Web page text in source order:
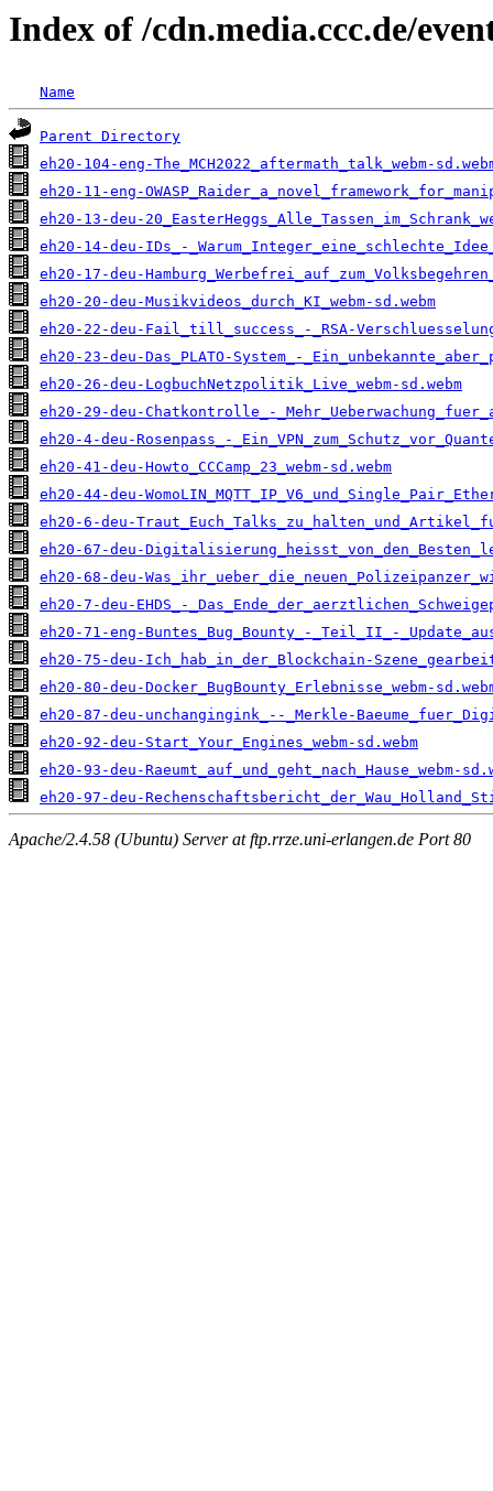
Index of /cdn.media.ccc.de/
Name
Parent Directory
eh20-104-eng-The_MCH2022_aftermath_talk_webm-
eh20-11-eng-
eh20-13-deu-
eh20-14-deu-IDs_-
eh20-17-deu-
eh20-20-deu-Musikvideos_durch_KI_webm-sd.webm
eh20-22-deu-Fail_till_success_-_RSA-
eh20-23-deu-Das_PLATO-System_-
eh20-26-deu-LogbuchNetzpolitik_Live_webm-sd.webm
eh20-29-deu-Chatkontrolle_-
eh20-4-deu-Rosenpass_-
eh20-41-deu-Howto_CCCamp_23_webm-sd.webm
eh20-44-deu-
eh20-6-deu-
eh20-67-deu-
eh20-68-deu-
eh20-7-deu-EHDS_-
eh20-71-eng-Buntes_Bug_Bounty_-_Teil_II_-
eh20-75-deu-Ich_hab_in_der_Blockchain-
eh20-80-deu-Docker_BugBounty_Erlebnisse_webm-
eh20-87-deu-unchangingink_--_Merkle-
eh20-92-deu-Start_Your_Engines_webm-sd.webm
eh20-93-deu-Raeumt_auf_und_geht_nach_Hause_webm-
eh20-97-deu-
Apache/2.4.58 (Ubuntu) Server at ftp.rrze.uni-erlangen.de Port 80